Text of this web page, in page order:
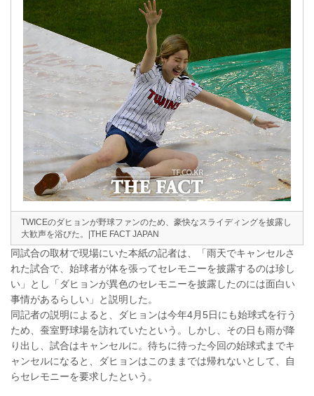
TWICEのダヒョンが野球ファンのため、豪快なスライディングを披露し
大歓声を浴びた。|THE FACT JAPAN
同試合の取材で現場にいた本紙の記者は、「雨天でキャンセルさ
れた試合で、始球者が体を張ってセレモニーを披露するのは珍し
い」とし「ダヒョンが異色のセレモニーを披露したのには面白い
事情があるらしい」と説明した。
同記者の説明によると、ダヒョンは今年4月5日にも始球式を行う
ため、蚕室野球場を訪れていたという。しかし、その日も雨が降
り出し、試合はキャンセルに。待ちに待った今回の始球式までキ
ャンセルになると、ダヒョンはこのままでは帰れないとして、自
らセレモニーを要求したという。